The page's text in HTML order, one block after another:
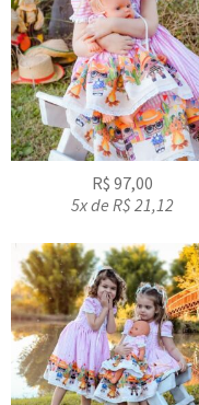
R$ 97,00
5x de R$21,12